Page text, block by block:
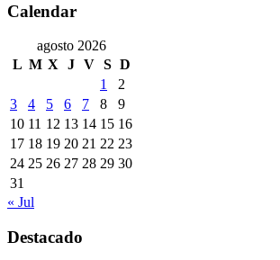
Calendar
agosto 2026
L M X J V S D
1
2
3
4 5 6 7 8
9
10 11 12 13 14 15 16
17 18 19 20 21 22 23
24 25 26 27 28 29 30
31
« Jul
Destacado